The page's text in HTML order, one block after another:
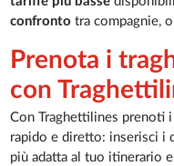
confronto tra compagnie,
Prenota i
con
Con Traghettilines prenoti
rapido e diretto: inserisci i
più adatta al tuo itinerario